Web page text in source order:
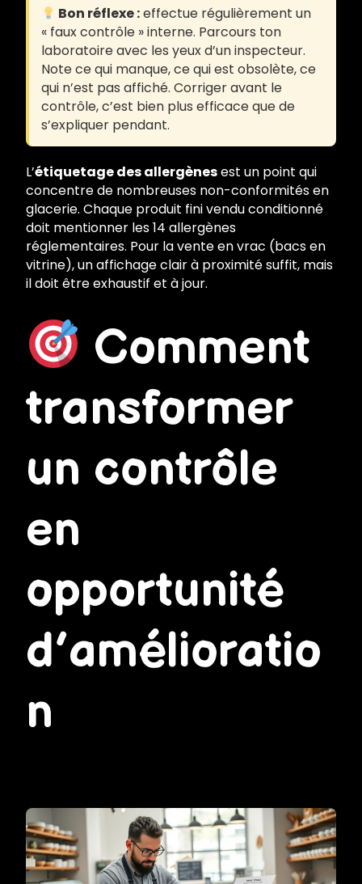
Bon réflexe :effectue régulièrement un
« faux contrôle » interne. Parcours ton
laboratoire avec les yeux d’un inspecteur.
Note ce qui manque, ce qui est obsolète, ce
qui n’est pas affiché. Corriger avant le
contrôle, c’est bien plus efficace que de
s’expliquer pendant.
L’étiquetage des allergènesest un point qui
concentre de nombreuses non-conformités en
glacerie. Chaque produit fini vendu conditionné
doit mentionner les 14 allergènes
réglementaires. Pour la vente en vrac (bacs en
vitrine), un affichage clair à proximité suffit, mais
il doit être exhaustif et à jour.
Comment
transformer
un contrôle
en
opportunité
d’amélioratio
n